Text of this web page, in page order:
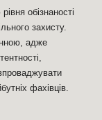
обізнаності
захисту.
адже
фахівців.